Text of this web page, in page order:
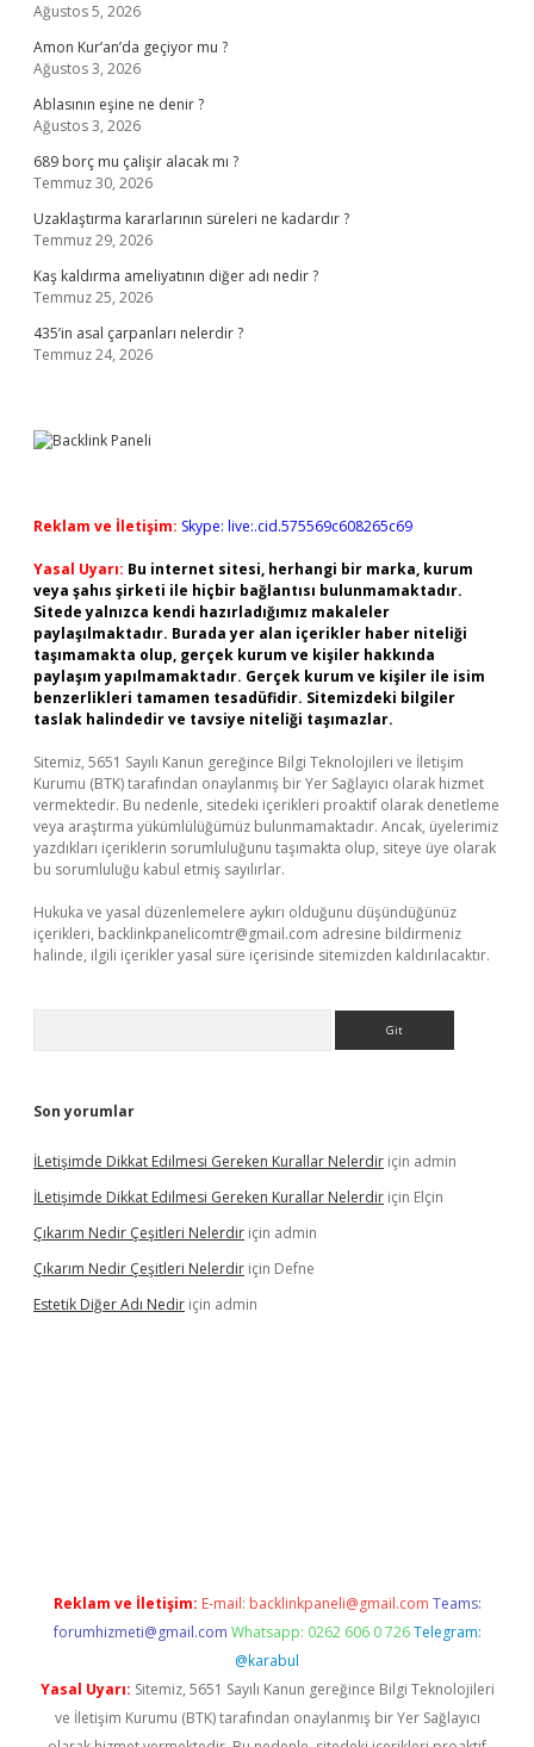
Ağustos 5, 2026
Amon Kur’an’da geçiyor mu ?
Ağustos 3, 2026
Ablasının eşine ne denir ?
Ağustos 3, 2026
689 borç mu çalişir alacak mı ?
Temmuz 30, 2026
Uzaklaştırma kararlarının süreleri ne kadardır ?
Temmuz 29, 2026
Kaş kaldırma ameliyatının diğer adı nedir ?
Temmuz 25, 2026
435’in asal çarpanları nelerdir ?
Temmuz 24, 2026
Reklam ve İletişim: Skype: live:.cid.575569c608265c69
Yasal Uyarı: Bu internet sitesi, herhangi bir marka, kurum
veya şahıs şirketi ile hiçbir bağlantısı bulunmamaktadır.
Sitede yalnızca kendi hazırladığımız makaleler
paylaşılmaktadır. Burada yer alan içerikler haber niteliği
taşımamakta olup, gerçek kurum ve kişiler hakkında
paylaşım yapılmamaktadır. Gerçek kurum ve kişiler ile isim
benzerlikleri tamamen tesadüfidir. Sitemizdeki bilgiler
taslak halindedir ve tavsiye niteliği taşımazlar.
Sitemiz, 5651 Sayılı Kanun gereğince Bilgi Teknolojileri ve İletişim
Kurumu (BTK) tarafından onaylanmış bir Yer Sağlayıcı olarak hizmet
vermektedir. Bu nedenle, sitedeki içerikleri proaktif olarak denetleme
veya araştırma yükümlülüğümüz bulunmamaktadır. Ancak, üyelerimiz
yazdıkları içeriklerin sorumluluğunu taşımakta olup, siteye üye olarak
bu sorumluluğu kabul etmiş sayılırlar.
Hukuka ve yasal düzenlemelere aykırı olduğunu düşündüğünüz
içerikleri, backlinkpanelicomtr@gmail.com adresine bildirmeniz
halinde, ilgili içerikler yasal süre içerisinde sitemizden kaldırılacaktır.
Son yorumlar
İLetişimde Dikkat Edilmesi Gereken Kurallar Nelerdir için admin
İLetişimde Dikkat Edilmesi Gereken Kurallar Nelerdir için Elçin
Çıkarım Nedir Çeşitleri Nelerdir için admin
Çıkarım Nedir Çeşitleri Nelerdir için Defne
Estetik Diğer Adı Nedir için admin
Reklam ve İletişim: E-mail: backlinkpaneli@gmail.com Teams:
forumhizmeti@gmail.com Whatsapp: 0262 606 0 726 Telegram:
@karabul
Yasal Uyarı: Sitemiz, 5651 Sayılı Kanun gereğince Bilgi Teknolojileri
ve İletişim Kurumu (BTK) tarafından onaylanmış bir Yer Sağlayıcı